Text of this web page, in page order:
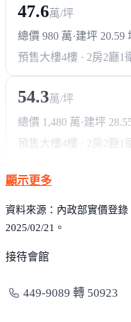
47.6萬/坪
總價 980 萬·建坪 20.59
預售大樓4樓 · 2房2廳1
54.3萬/坪
總價 1,480 萬 ·建坪
預售大樓4樓 · 2房2廳1
顯示更多
資料來源：內政部實價登錄
2025/02/21。
接待會館
449-9089 轉 50923